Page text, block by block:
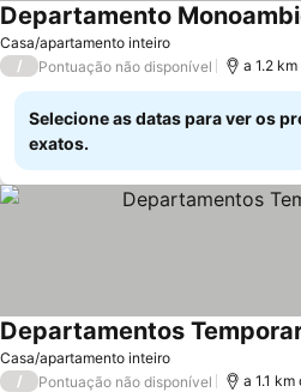
Casa/apartamento inteiro
Departamento
/ Pontuação não disponível a 1.2
Selecione as datas para ver os
exatos.
Casa/apartamento inteiro
Departamentos
/ Pontuação não disponível a 1.1